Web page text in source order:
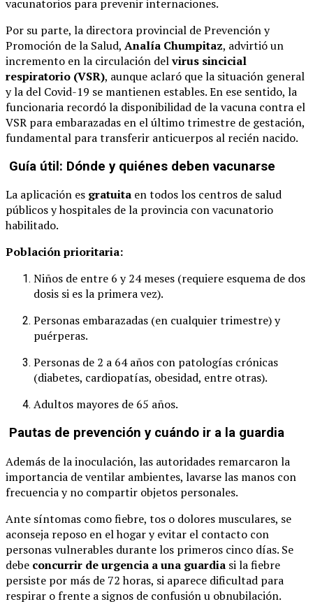
vacunatorios para prevenir internaciones.
Por su parte, la directora provincial de Prevención y
Promoción de la Salud, Analía Chumpitaz, advirtió un
incremento en la circulación delvirus sincicial
respiratorio (VSR), aunque aclaró que la situación general
y la del Covid-19 se mantienen estables. En ese sentido, la
funcionaria recordó la disponibilidad de la vacuna contra el
VSR para embarazadas en el último trimestre de gestación,
fundamental para transferir anticuerpos al recién nacido.
Guía útil: Dónde y quiénes deben vacunarse
La aplicación es gratuita en todos los centros de salud
públicos y hospitales de la provincia con vacunatorio
habilitado.
Población prioritaria:
Niños de entre 6 y 24 meses (requiere esquema de dos
dosis si es la primera vez).
Personas embarazadas (en cualquier trimestre) y
puérperas.
Personas de 2 a 64 años con patologías crónicas
(diabetes, cardiopatías, obesidad, entre otras).
Adultos mayores de 65 años.
Pautas de prevención y cuándo ir a la guardia
Además de la inoculación, las autoridades remarcaron la
importancia de ventilar ambientes, lavarse las manos con
frecuencia y no compartir objetos personales.
Ante síntomas como fiebre, tos o dolores musculares, se
aconseja reposo en el hogar y evitar el contacto con
personas vulnerables durante los primeros cinco días. Se
debe concurrir de urgencia a una guardia si la fiebre
persiste por más de 72 horas, si aparece dificultad para
respirar o frente a signos de confusión u obnubilación.